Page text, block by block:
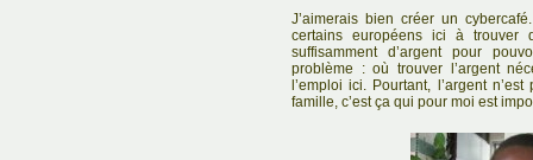
J’aimerais bien créer un
certains européens ici à trouver
suffisamment d’argent pour
problème : où trouver l’argent
l’emploi ici. Pourtant, l’argent
famille, c’est ça qui pour moi est